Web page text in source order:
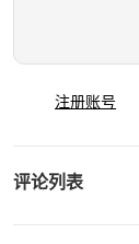
注册账号
评论列表